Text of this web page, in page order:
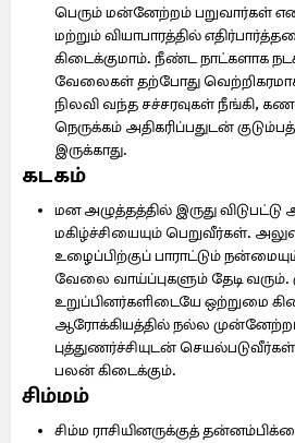
பெரும் மன்னேற்றம் பறுவார்கள்
மற்றும் வியாபாரத்தில்
கிடைக்குமாம். நீண்ட நாட்களாக
வேலைகள் தற்போது வெற்றிகரமாக
நிலவி வந்த சச்சரவுகள் நீங்கி,
நெருக்கம் அதிகரிப்பதுடன்
இருக்காது.
கடகம்
மன அழுத்தத்தில் இருது
மகிழ்ச்சியையும் பெறுவீர்கள்.
உழைப்பிற்குப் பாராட்டும் நன்மையும்
வேலை வாய்ப்புகளும் தேடி வரும்.
உறுப்பினர்களிடையே ஒற்றுமை
ஆரோக்கியத்தில் நல்ல
புத்துணர்ச்சியுடன்
பலன் கிடைக்கும்.
சிம்மம்
சிம்ம ராசியினருக்குத்